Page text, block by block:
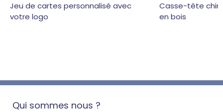
Jeu de cartes personnalisé avec
votre logo
Casse-tête
en bois
Qui sommes nous ?